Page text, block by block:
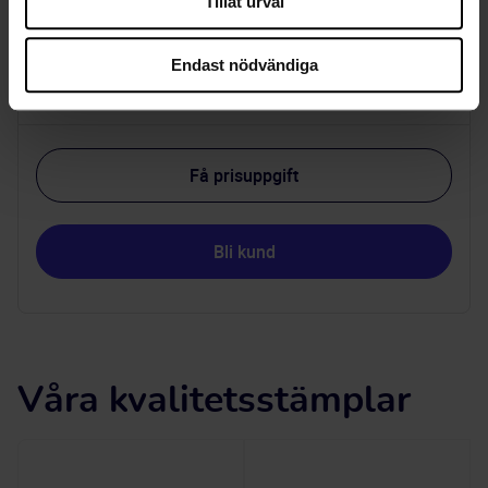
Endast nödvändiga
9001 och 14001.
Få prisuppgift
Bli kund
Våra kvalitetsstämplar